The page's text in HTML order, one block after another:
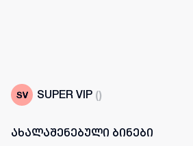
SUPER VIP ()
ახალაშენებული ბინები